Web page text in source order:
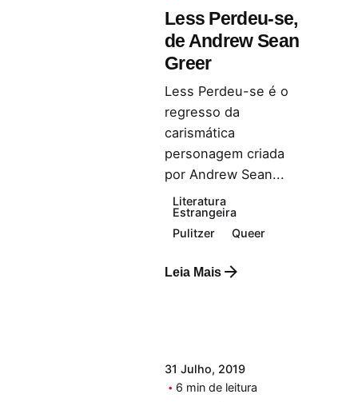
Less Perdeu-se,
de Andrew Sean
Greer
Less Perdeu-se é o
regresso da
carismática
personagem criada
por Andrew Sean...
Literatura
Estrangeira
Pulitzer
Queer
Leia Mais
31 Julho, 2019
6 min de leitura